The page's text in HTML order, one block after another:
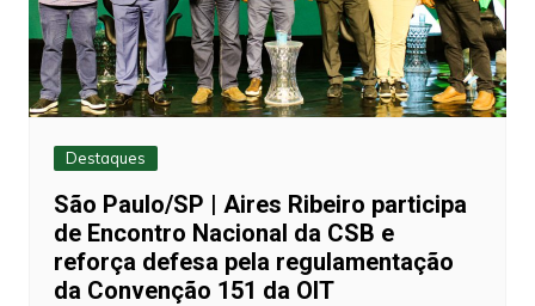
Destaques
São Paulo/SP | Aires Ribeiro participa
de Encontro Nacional da CSB e
reforça defesa pela regulamentação
da Convenção 151 da OIT